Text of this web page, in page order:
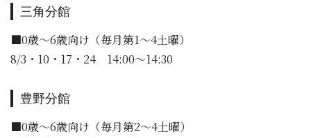
三角分館
■0歳～6歳向け（毎月第1～4土曜）
8/3・10・17・24 14:00～14:30
豊野分館
■0歳～6歳向け（毎月第2～4土曜）